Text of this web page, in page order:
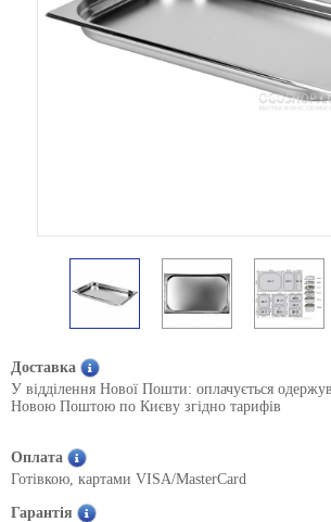
Доставка
У відділення Нової Пошти: оплачується
Новою Поштою по Києву згідно тарифів
Оплата
Готівкою, картами VISA/MasterCard
Гарантія